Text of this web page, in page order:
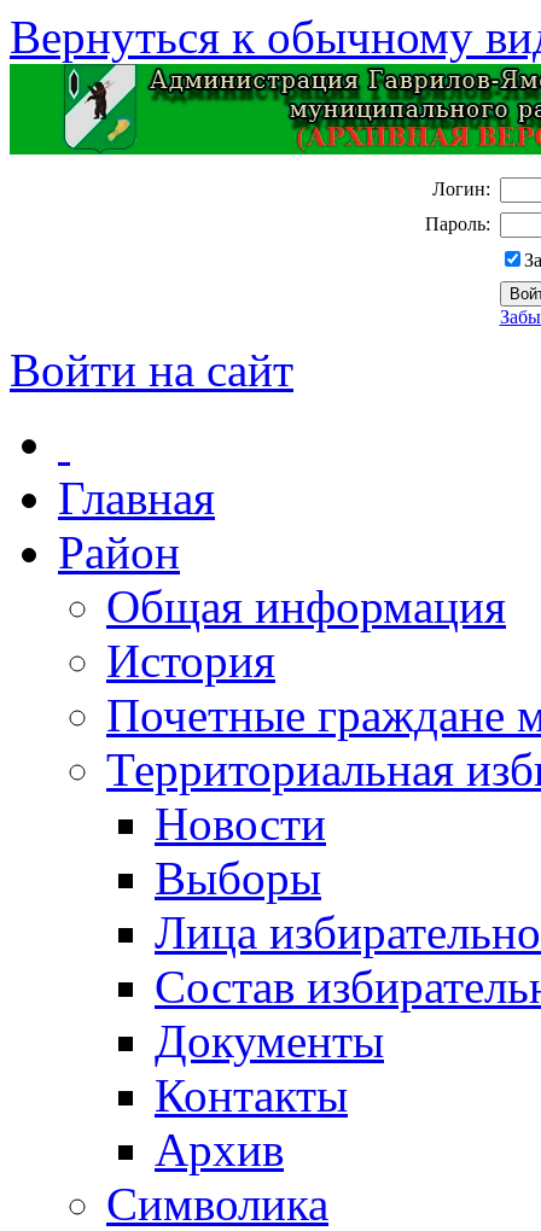
Вернуться к обычному
Логин:
Пароль:
Войти на сайт
Главная
Район
Общая информация
История
Почетные граждане
Территориальная
Новости
Выборы
Лица
Состав
Документы
Контакты
Архив
Символика